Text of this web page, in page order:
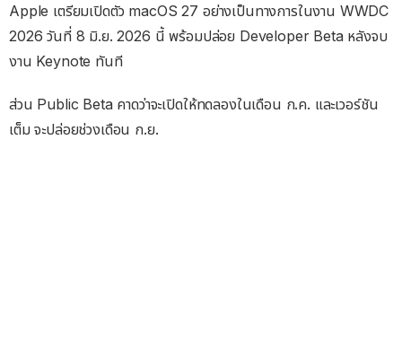
Apple เตรียมเปิดตัว macOS 27 อย่างเป็นทางการในงาน WWDC
2026 วันที่ 8 มิ.ย. 2026 นี้ พร้อมปล่อย Developer Beta หลังจบ
งาน Keynote ทันที
ส่วน Public Beta คาดว่าจะเปิดให้ทดลองในเดือน ก.ค. และเวอร์ชัน
เต็ม จะปล่อยช่วงเดือน ก.ย.